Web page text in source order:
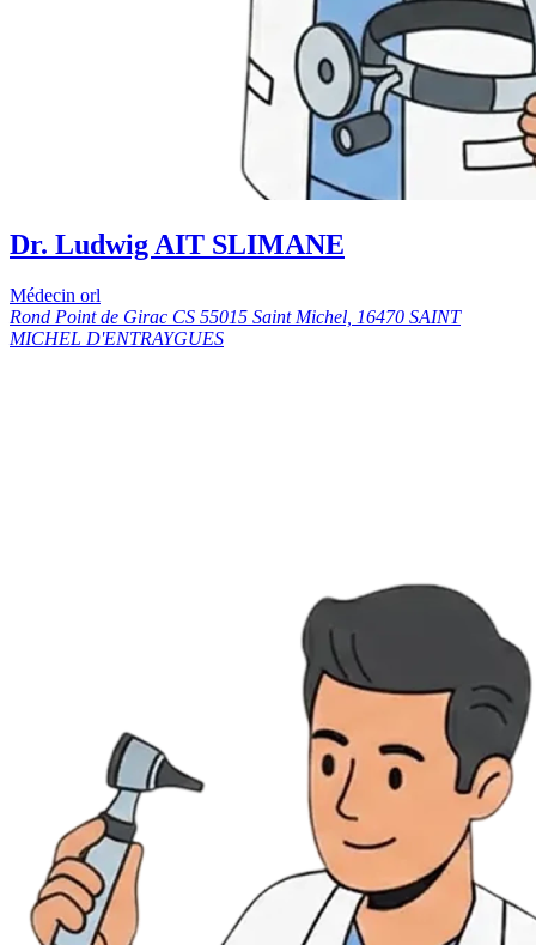
Dr. Ludwig AIT SLIMANE
Médecin orl
Rond Point de Girac CS 55015 Saint Michel, 16470 SAINT
MICHEL D'ENTRAYGUES